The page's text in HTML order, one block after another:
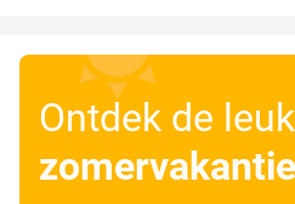
Ontdek de